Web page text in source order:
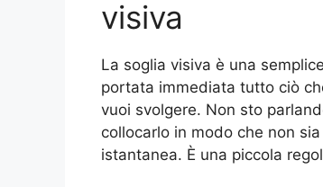
visiva
La soglia visiva è una
portata immediata tutto ciò
vuoi svolgere. Non sto
collocarlo in modo che non
istantanea. È una piccola